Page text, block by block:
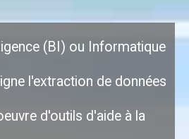
(BI) ou Informatique
l'extraction de données
d'outils d'aide à la